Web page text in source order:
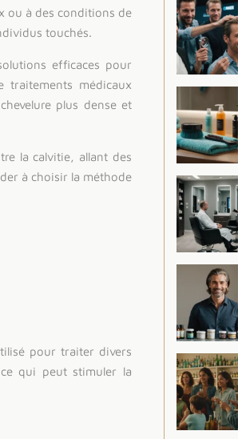
ou à des conditions de
touchés.
efficaces pour
traitements médicaux
plus dense et
la calvitie, allant des
à choisir la méthode
pour traiter divers
qui peut stimuler la